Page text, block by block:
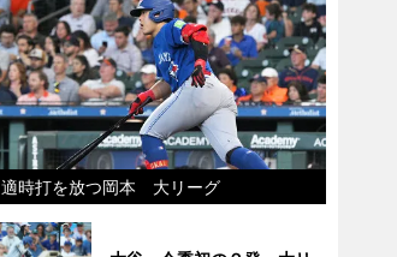
適時打を放つ岡本 大リーグ